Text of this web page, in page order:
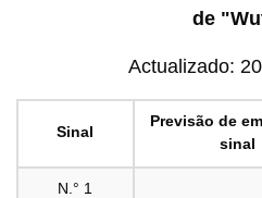
de
Actualizado:
Sinal
Previsão de
sinal
N.° 1